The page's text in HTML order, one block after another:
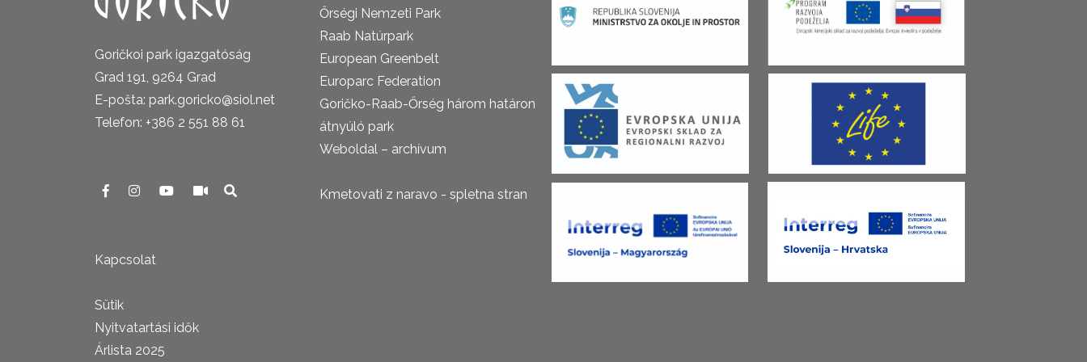
Goričkoi park igazgatóság
Grad 191, 9264 Grad
E-pošta: park.goricko@siol.net
Telefon: +386 2 551 88 61
Kapcsolat
Sütik
Nyitvatartási idők
Árlista 2025
Őrségi Nemzeti Park
Raab Natúrpark
European Greenbelt
Europarc Federation
Goričko-Raab-Őrség három határon
átnyúló park
Weboldal – archívum
Kmetovati z naravo - spletna stran